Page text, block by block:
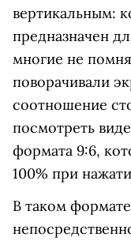
вертикальным:
предназначен
многие не
поворачивали
соотношение
посмотреть
формата 9:6,
100% при
В таком